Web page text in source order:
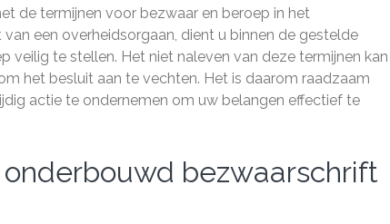
de termijnen voor bezwaar en beroep in het
een overheidsorgaan, dient u binnen de gestelde
te stellen. Het niet naleven van deze termijnen kan
het besluit aan te vechten. Het is daarom raadzaam
actie te ondernemen om uw belangen effectief te
bezwaarschrift